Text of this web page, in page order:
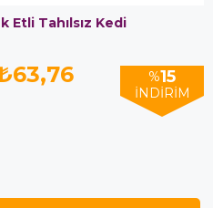
Etli Tahılsız Kedi
%15
İNDIRIM